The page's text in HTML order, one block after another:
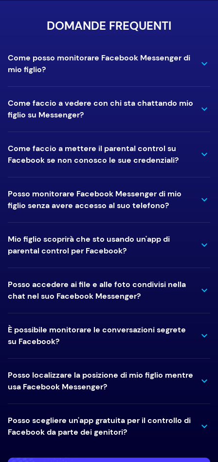
DOMANDE FREQUENTI
Come posso monitorare Facebook Messenger di
mio figlio?
Come faccio a vedere con chi sta chattando mio
figlio su Messenger?
Come faccio a mettere il parental control su
Facebook se non conosco le sue credenziali?
Posso monitorare Facebook Messenger di mio
figlio senza avere accesso al suo telefono?
Mio figlio scoprirà che sto usando un'app di
parental control per Facebook?
Posso accedere ai file e alle foto condivisi nella
chat nel suo Facebook Messenger?
È possibile monitorare le conversazioni segrete
su Facebook?
Posso localizzare la posizione di mio figlio mentre
usa Facebook Messenger?
Posso scegliere un'app gratuita per il controllo di
Facebook da parte dei genitori?